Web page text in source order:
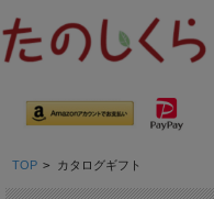
TOP > カタログギフト